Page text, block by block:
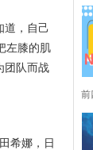
道，自己
左膝的肌
团队而战
希娜，日
前
同